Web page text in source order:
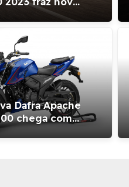
Lançamentos: Dafra
moto trail de
suspensões e
preço parte
de R$ 39.100
Dafra Apache
chega com
de LED e